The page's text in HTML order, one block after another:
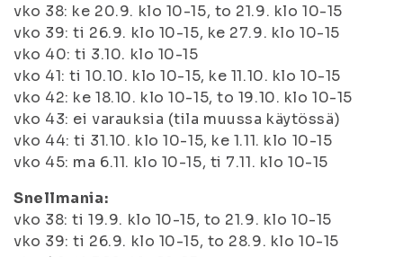
vko 38: ke 20.9. klo 10-15, to 21.9. klo 10-15
vko 39: ti 26.9. klo 10-15, ke 27.9. klo 10-15
vko 40: ti 3.10. klo 10-15
vko 41: ti 10.10. klo 10-15, ke 11.10. klo 10-15
vko 42: ke 18.10. klo 10-15, to 19.10. klo 10-15
vko 43: ei varauksia (tila muussa käytössä)
vko 44: ti 31.10. klo 10-15, ke 1.11. klo 10-15
vko 45: ma 6.11. klo 10-15, ti 7.11. klo 10-15
Snellmania:
vko 38: ti 19.9. klo 10-15, to 21.9. klo 10-15
vko 39: ti 26.9. klo 10-15, to 28.9. klo 10-15